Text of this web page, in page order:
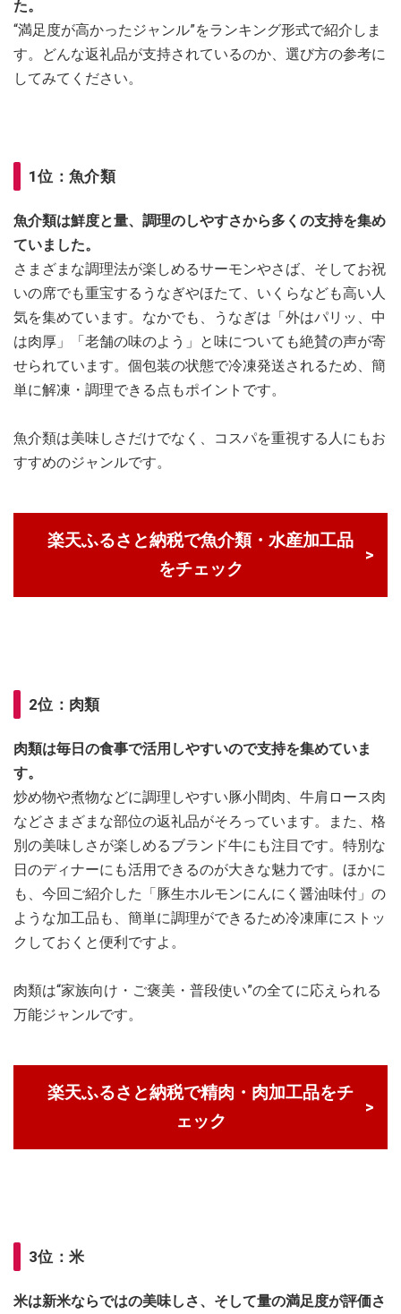
た。
“満足度が高かったジャンル”をランキング形式で紹介しま
す。どんな返礼品が支持されているのか、選び方の参考に
してみてください。
1位：魚介類
魚介類は鮮度と量、調理のしやすさから多くの支持を集め
ていました。
さまざまな調理法が楽しめるサーモンやさば、そしてお祝
いの席でも重宝するうなぎやほたて、いくらなども高い人
気を集めています。なかでも、うなぎは「外はパリッ、中
は肉厚」「老舗の味のよう」と味についても絶賛の声が寄
せられています。個包装の状態で冷凍発送されるため、簡
単に解凍・調理できる点もポイントです。
魚介類は美味しさだけでなく、コスパを重視する人にもお
すすめのジャンルです。
楽天ふるさと納税で魚介類・水産加工品
をチェック
2位：肉類
肉類は毎日の食事で活用しやすいので支持を集めていま
す。
炒め物や煮物などに調理しやすい豚小間肉、牛肩ロース肉
などさまざまな部位の返礼品がそろっています。また、格
別の美味しさが楽しめるブランド牛にも注目です。特別な
日のディナーにも活用できるのが大きな魅力です。ほかに
も、今回ご紹介した「豚生ホルモンにんにく醤油味付」の
ような加工品も、簡単に調理ができるため冷凍庫にストッ
クしておくと便利ですよ。
肉類は“家族向け・ご褒美・普段使い”の全てに応えられる
万能ジャンルです。
楽天ふるさと納税で精肉・肉加工品をチ
ェック
3位：米
米は新米ならではの美味しさ、そして量の満足度が評価さ